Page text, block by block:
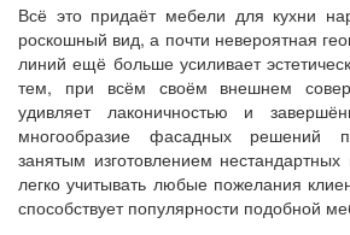
Всё это придаёт мебели для кухни
роскошный вид, а почти невероятная
линий ещё больше усиливает
тем, при всём своём внешнем
удивляет лаконичностью и
многообразие фасадных решений
занятым изготовлением нестандартных
легко учитывать любые пожелания
способствует популярности подобной